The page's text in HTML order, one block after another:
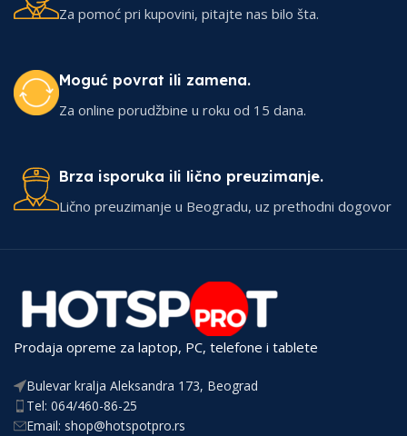
Za pomoć pri kupovini, pitajte nas bilo šta.
Moguć povrat ili zamena.
Za online porudžbine u roku od 15 dana.
Brza isporuka ili lično preuzimanje.
Lično preuzimanje u Beogradu, uz prethodni dogovor
Prodaja opreme za laptop, PC, telefone i tablete
Bulevar kralja Aleksandra 173, Beograd
Tel: 064/460-86-25
Email: shop@hotspotpro.rs